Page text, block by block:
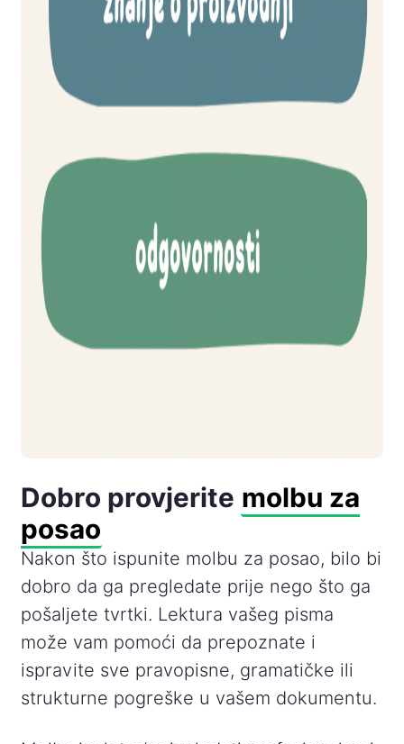
Dobro provjerite molbu za
posao
Nakon što ispunite molbu za posao, bilo bi
dobro da ga pregledate prije nego što ga
pošaljete tvrtki. Lektura vašeg pisma
može vam pomoći da prepoznate i
ispravite sve pravopisne, gramatičke ili
strukturne pogreške u vašem dokumentu.